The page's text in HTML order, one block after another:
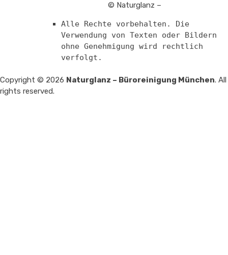
© Naturglanz –
Alle Rechte vorbehalten. Die
Verwendung von Texten oder Bildern
ohne Genehmigung wird rechtlich
verfolgt.
Copyright © 2026 Naturglanz – Büroreinigung München. All
rights reserved.